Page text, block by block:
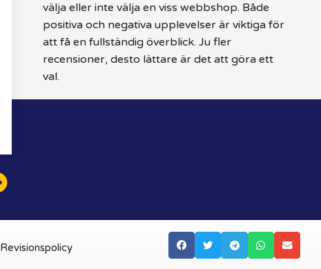
välja eller inte välja en viss webbshop. Både
positiva och negativa upplevelser är viktiga för
att få en fullständig överblick. Ju fler
recensioner, desto lättare är det att göra ett
val.
Revisionspolicy